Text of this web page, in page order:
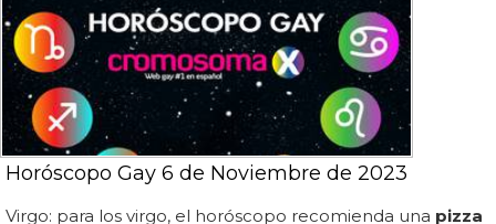
Horóscopo Gay 6 de Noviembre de 2023
Virgo: para los virgo, el horóscopo recomienda una pizza